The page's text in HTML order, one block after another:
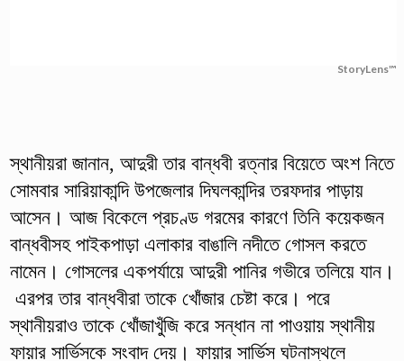
StoryLens™
স্থানীয়রা জানান, আদুরী তার বান্ধবী রত্নার বিয়েতে অংশ নিতে
সোমবার সারিয়াকান্দি উপজেলার দিঘলকান্দির তরফদার পাড়ায়
আসেন। আজ বিকেলে প্রচণ্ড গরমের কারণে তিনি কয়েকজন
বান্ধবীসহ পাইকপাড়া এলাকার বাঙালি নদীতে গোসল করতে
নামেন। গোসলের একপর্যায়ে আদুরী পানির গভীরে তলিয়ে যান।
এরপর তার বান্ধবীরা তাকে খোঁজার চেষ্টা করে। পরে
স্থানীয়রাও তাকে খোঁজাখুঁজি করে সন্ধান না পাওয়ায় স্থানীয়
ফায়ার সার্ভিসকে সংবাদ দেয়। ফায়ার সার্ভিস ঘটনাস্থলে